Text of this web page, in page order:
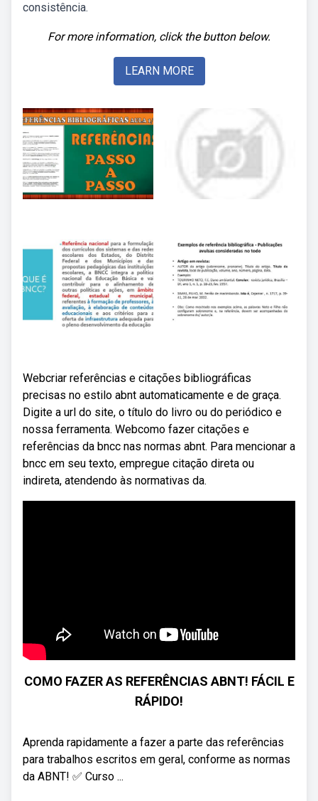
consistência.
For more information, click the button below.
LEARN MORE
Webcriar referências e citações bibliográficas
precisas no estilo abnt automaticamente e de graça.
Digite a url do site, o título do livro ou do periódico e
nossa ferramenta. Webcomo fazer citações e
referências da bncc nas normas abnt. Para mencionar a
bncc em seu texto, empregue citação direta ou
indireta, atendendo às normativas da.
COMO FAZER AS REFERÊNCIAS ABNT! FÁCIL E
RÁPIDO!
Aprenda rapidamente a fazer a parte das referências
para trabalhos escritos em geral, conforme as normas
da ABNT! ✅️ Curso ...